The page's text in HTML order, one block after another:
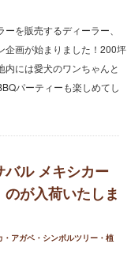
を販売するディーラー、
企画が始まりました！200坪
には愛犬のワンちゃんと
パーティーも楽しめてし
バル メキシカー
が入荷いたしま
・アガベ・シンボルツリー・植